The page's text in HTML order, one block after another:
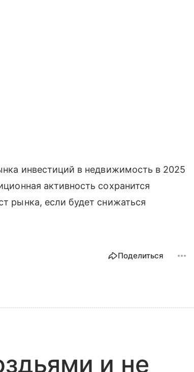
инвестиций в недвижимость в 2025
активность сохранится
рынка, если будет снижаться
Поделиться
и не